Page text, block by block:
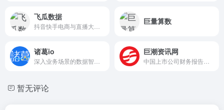
飞瓜数据 巨量算数
诸葛io 巨潮资讯网
暂无评论